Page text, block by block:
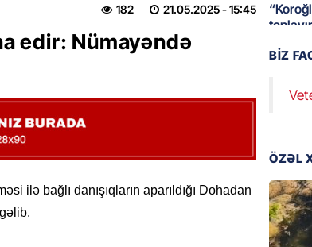
21.05.2025- 15:45
182
edir: Nümayəndə
ilə bağlı danışıqların aparıldığı Dohadan
GÜNDƏM
etdiyi
DOSYE
BIZ
ÖZƏL